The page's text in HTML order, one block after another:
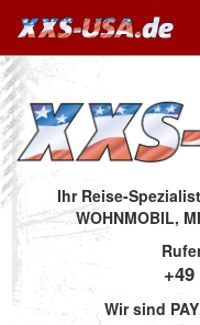
Ihr Reise-
WOHNMOBIL,
Wir sind